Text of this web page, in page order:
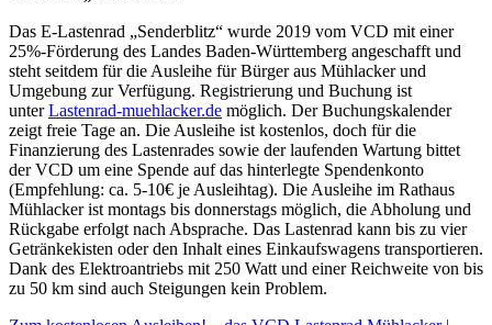
Das E-Lastenrad „Senderblitz“ wurde 2019 vom VCD mit einer
25%-Förderung des Landes Baden-Württemberg angeschafft und
steht seitdem für die Ausleihe für Bürger aus Mühlacker und
Umgebung zur Verfügung. Registrierung und Buchung ist
unterLastenrad-muehlacker.de möglich. Der Buchungskalender
zeigt freie Tage an. Die Ausleihe ist kostenlos, doch für die
Finanzierung des Lastenrades sowie der laufenden Wartung bittet
der VCD um eine Spende auf das hinterlegte Spendenkonto
(Empfehlung: ca. 5-10€ je Ausleihtag). Die Ausleihe im Rathaus
Mühlacker ist montags bis donnerstags möglich, die Abholung und
Rückgabe erfolgt nach Absprache. Das Lastenrad kann bis zu vier
Getränkekisten oder den Inhalt eines Einkaufswagens transportieren.
Dank des Elektroantriebs mit 250 Watt und einer Reichweite von bis
zu 50 km sind auch Steigungen kein Problem.